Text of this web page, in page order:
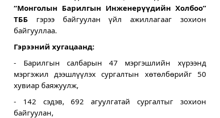
“Монголын Барилгын Инженерүүдийн Холбоо”
ТББ
гэрээ байгуулан үйл ажиллагааг зохион
байгууллаа.
Гэрээний хугацаанд:
- Барилгын салбарын 47 мэргэшлийн хүрээнд
мэргэжил дээшлүүлэх сургалтын хөтөлбөрийг 50
хувиар баяжуулж,
- 142 сэдэв, 692 агуулгатай сургалтыг зохион
байгуулан,